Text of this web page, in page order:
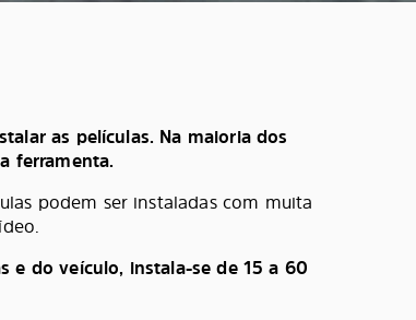
as películas. Na maioria dos
ferramenta.
podem ser instaladas com muita
e do veículo, instala-se de 15 a 60